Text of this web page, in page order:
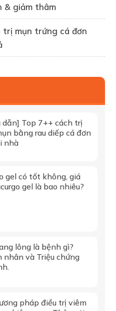
& giảm thâm
trị mụn trứng cá đơn
dẫn] Top 7++ cách trị
bằng rau diếp cá đơn
nhà
gel có tốt không, giá
gel là bao nhiêu?
lông là bệnh gì?
nhân và Triệu chứng
pháp điều trị viêm